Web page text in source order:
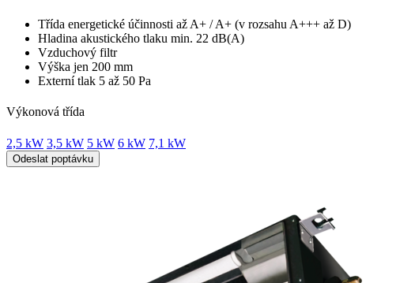
Třída energetické účinnosti až A+ / A+ (v rozsahu A+++ až D)
Hladina akustického tlaku min. 22 dB(A)
Vzduchový filtr
Výška jen 200 mm
Externí tlak 5 až 50 Pa
Výkonová třída
2,5 kW 3,5 kW 5 kW 6 kW 7,1 kW
Odeslat poptávku